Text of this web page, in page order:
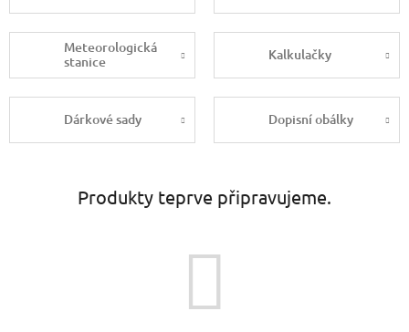
Meteorologická
stanice
Kalkulačky
Dárkové sady Dopisní obálky
Produkty teprve připravujeme.